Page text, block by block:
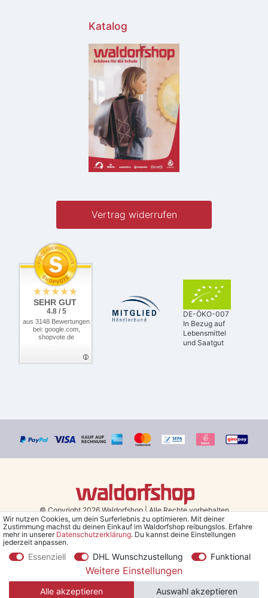
Katalog
Vertrag widerrufen
SEHR GUT
4.8 / 5
aus 3148 Bewertungen
bei: google.com,
shopvote.de
DE-ÖKO-007
In Bezug auf
Lebensmittel
und Saatgut
© Copyright 2026 Waldorfshop|Alle Rechte vorbehalten.
Bestellungen mit Prio Versand bis 13 Uhr, garantierter Versand am
*Kostenlose Lieferung in Deutschland und Österreich ab 79 €.
nur für Sparversand - ausgenommen Sperrgut und Speditionsware)
**Den 5€ Gutschein erhältst du nach Bestätigung des Newsletters
Wir nutzen Cookies, um dein Surferlebnis zu optimieren. Mit deiner
Zustimmung machst du deinen Einkauf im Waldorfshop reibungslos. Erfahre
mehr in unserer Daten­schutz­erklärung. Du kannst deine Einstellungen
jederzeit anpassen.
Essenziell DHL Wunschzustellung Funktional
Weitere Einstellungen
Alle akzeptieren Auswahl akzeptieren